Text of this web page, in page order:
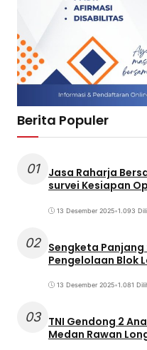
Berita Populer
01
Jasa Raharja
survei Kesiapan
13 Desember 2025•1.093
02 Sengketa Panjang
Pengelolaan Blok
13 Desember 2025•1.081
03 TNI Gendong 2
Medan Rawan